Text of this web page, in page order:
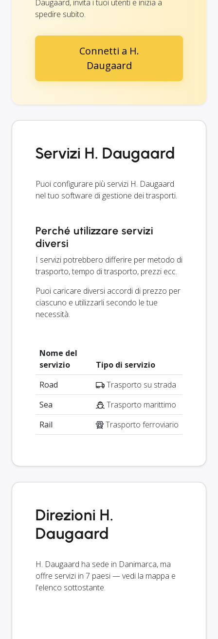
Daugaard, invita i tuoi utenti e inizia a
spedire subito.
Connetti a H.
Daugaard
Servizi H. Daugaard
Puoi configurare più servizi H. Daugaard
nel tuo software di gestione dei trasporti.
Perché utilizzare servizi
diversi
I servizi potrebbero differire per metodo di
trasporto, tempo di trasporto, prezzi ecc.
Puoi caricare diversi accordi di prezzo per
ciascuno e utilizzarli secondo le tue
necessità.
Nome del
servizio
Tipo di servizio
Road
Trasporto su strada
Sea
Trasporto marittimo
Rail
Trasporto ferroviario
Direzioni H.
Daugaard
H. Daugaard ha sede in Danimarca, ma
offre servizi in 7 paesi — vedi la mappa e
l'elenco sottostante.